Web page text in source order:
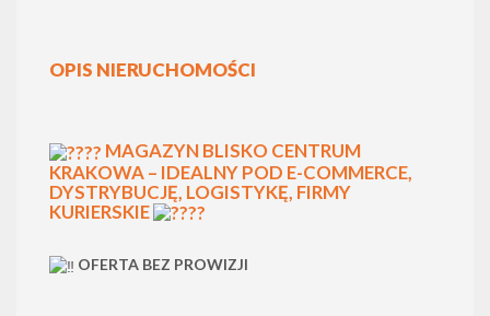
OPIS NIERUCHOMOŚCI
MAGAZYN BLISKO CENTRUM
KRAKOWA – IDEALNY POD E-COMMERCE,
DYSTRYBUCJĘ, LOGISTYKĘ, FIRMY
KURIERSKIE
OFERTA BEZ PROWIZJI